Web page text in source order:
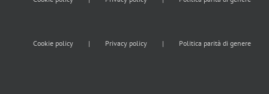
Cookie policy Privacy policy Politica parità di genere